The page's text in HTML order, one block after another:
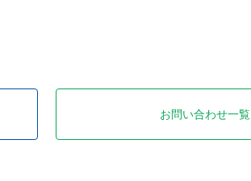
お問い合わせ一覧